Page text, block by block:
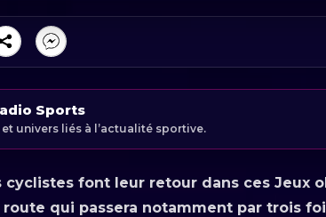
Sports
univers liés à l’actualité sportive.
cyclistes font leur retour dans ces Jeux
route qui passera notamment par trois